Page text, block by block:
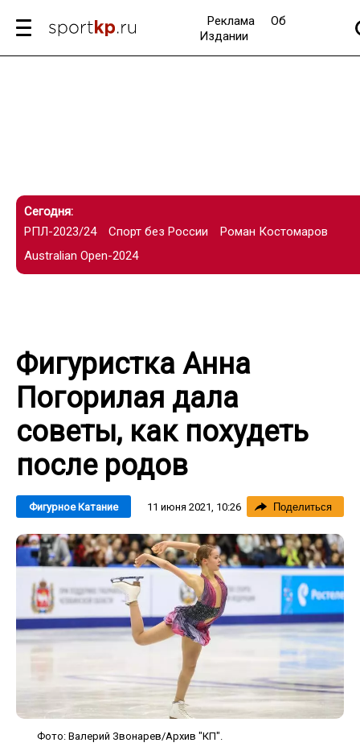
Реклама
Об
Издании
Сегодня:
РПЛ-2023/24
Спорт без России
Роман Костомаров
Australian Open-2024
Фигуристка Анна
Погорилая дала
советы, как похудеть
после родов
Фигурное Катание 11 июня 2021, 10:26 Поделиться
Фото: Валерий Звонарев/Архив "КП".